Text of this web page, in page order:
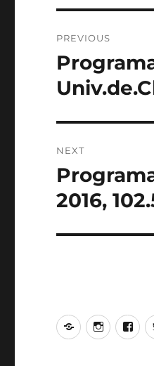
navigation
PREVIOUS
Previous
post:
NEXT
Next
post:
2016,
Podcasts